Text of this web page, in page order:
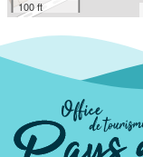
100 ft